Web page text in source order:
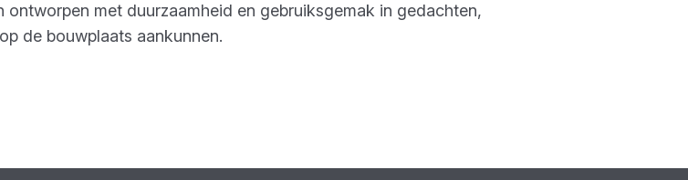
met duurzaamheid en gebruiksgemak in gedachten,
de bouwplaats aankunnen.